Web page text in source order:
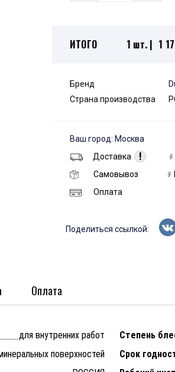
ИТОГО 1 шт. | 1
Бренд
Страна производства
Ваш город: Москва
Доставка
!
Самовывоз
Оплата
Поделиться ссылкой:
Оплата
для внутренних работ
поверхностей
Степень
Срок